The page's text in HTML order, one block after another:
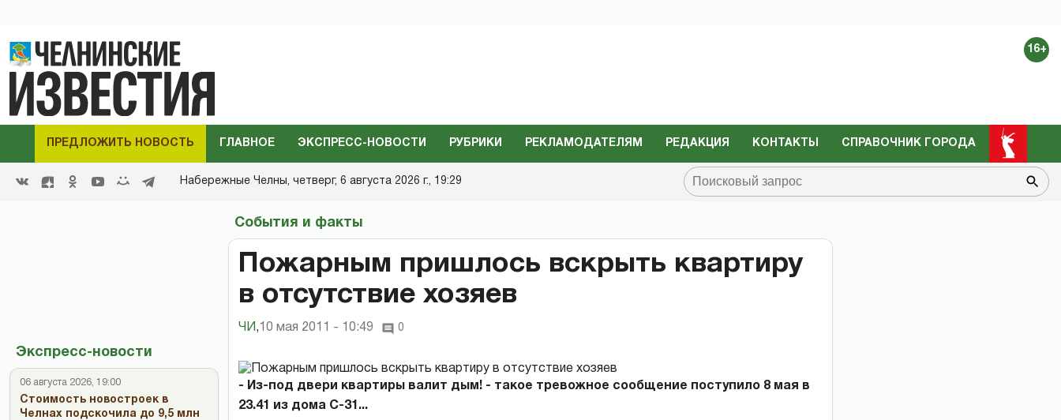
16+
ПРЕДЛОЖИТЬ НОВОСТЬ ГЛАВНОЕ ЭКСПРЕСС-НОВОСТИ РУБРИКИ РЕКЛАМОДАТЕЛЯМ РЕДАКЦИЯ КОНТАКТЫ СПРАВОЧНИК ГОРОДА
Набережные Челны, четверг, 6 августа 2026 г., 19:29
Экспресс-новости
06 августа 2026, 19:00
Стоимость новостроек в
Челнах подскочила до 9,5 млн
События и факты
Пожарным пришлось вскрыть квартиру
в отсутствие хозяев
ЧИ , 10 мая 2011 - 10:49 0
- Из-под двери квартиры валит дым! - такое тревожное сообщение поступило 8 мая в
23.41 из дома С-31...